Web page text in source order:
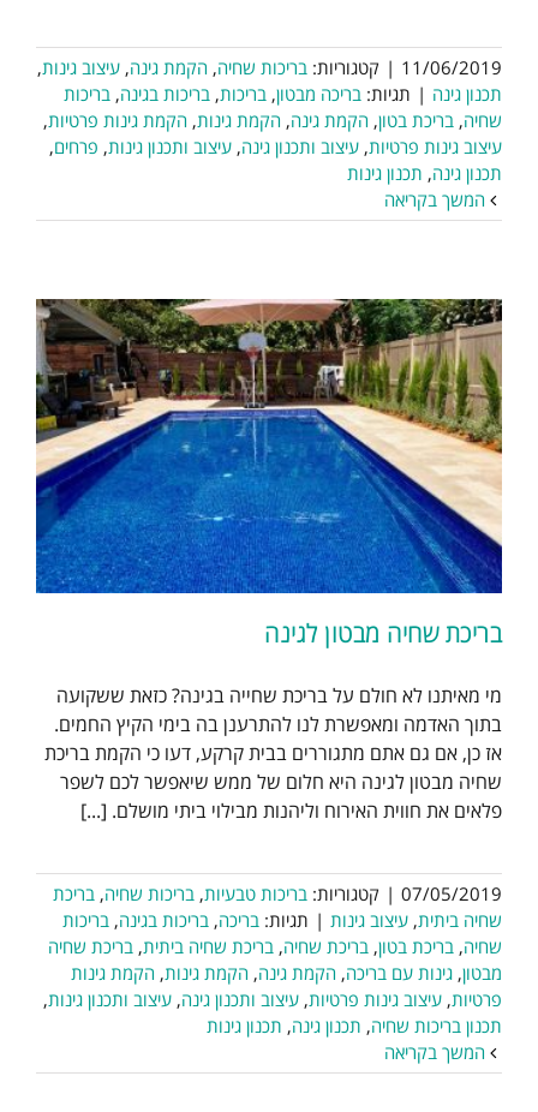
11/06/2019
| קטגוריות: בריכות שחיה, הקמת גינה, עיצוב גינות,
תכנון גינה | תגיות: בריכה מבטון, בריכות, בריכות בגינה, בריכות
שחיה, בריכת בטון, הקמת גינה, הקמת גינות, הקמת גינות פרטיות,
עיצוב גינות פרטיות, עיצוב ותכנון גינה, עיצוב ותכנון גינות, פרחים,
תכנון גינה, תכנון גינות
המשך בקריאה
בריכת שחיה מבטון לגינה
מי מאיתנו לא חולם על בריכת שחייה בגינה? כזאת ששקועה
בתוך האדמה ומאפשרת לנו להתרענן בה בימי הקיץ החמים.
אז כן, אם גם אתם מתגוררים בבית קרקע, דעו כי הקמת בריכת
שחיה מבטון לגינה היא חלום של ממש שיאפשר לכם לשפר
פלאים את חווית האירוח וליהנות מבילוי ביתי מושלם. [...]
07/05/2019
| קטגוריות: בריכות טבעיות, בריכות שחיה, בריכת
שחיה ביתית, עיצוב גינות | תגיות: בריכה, בריכות בגינה, בריכות
שחיה, בריכת בטון, בריכת שחיה, בריכת שחיה ביתית, בריכת שחיה
מבטון, גינות עם בריכה, הקמת גינה, הקמת גינות, הקמת גינות
פרטיות, עיצוב גינות פרטיות, עיצוב ותכנון גינה, עיצוב ותכנון גינות,
תכנון בריכות שחיה, תכנון גינה, תכנון גינות
המשך בקריאה